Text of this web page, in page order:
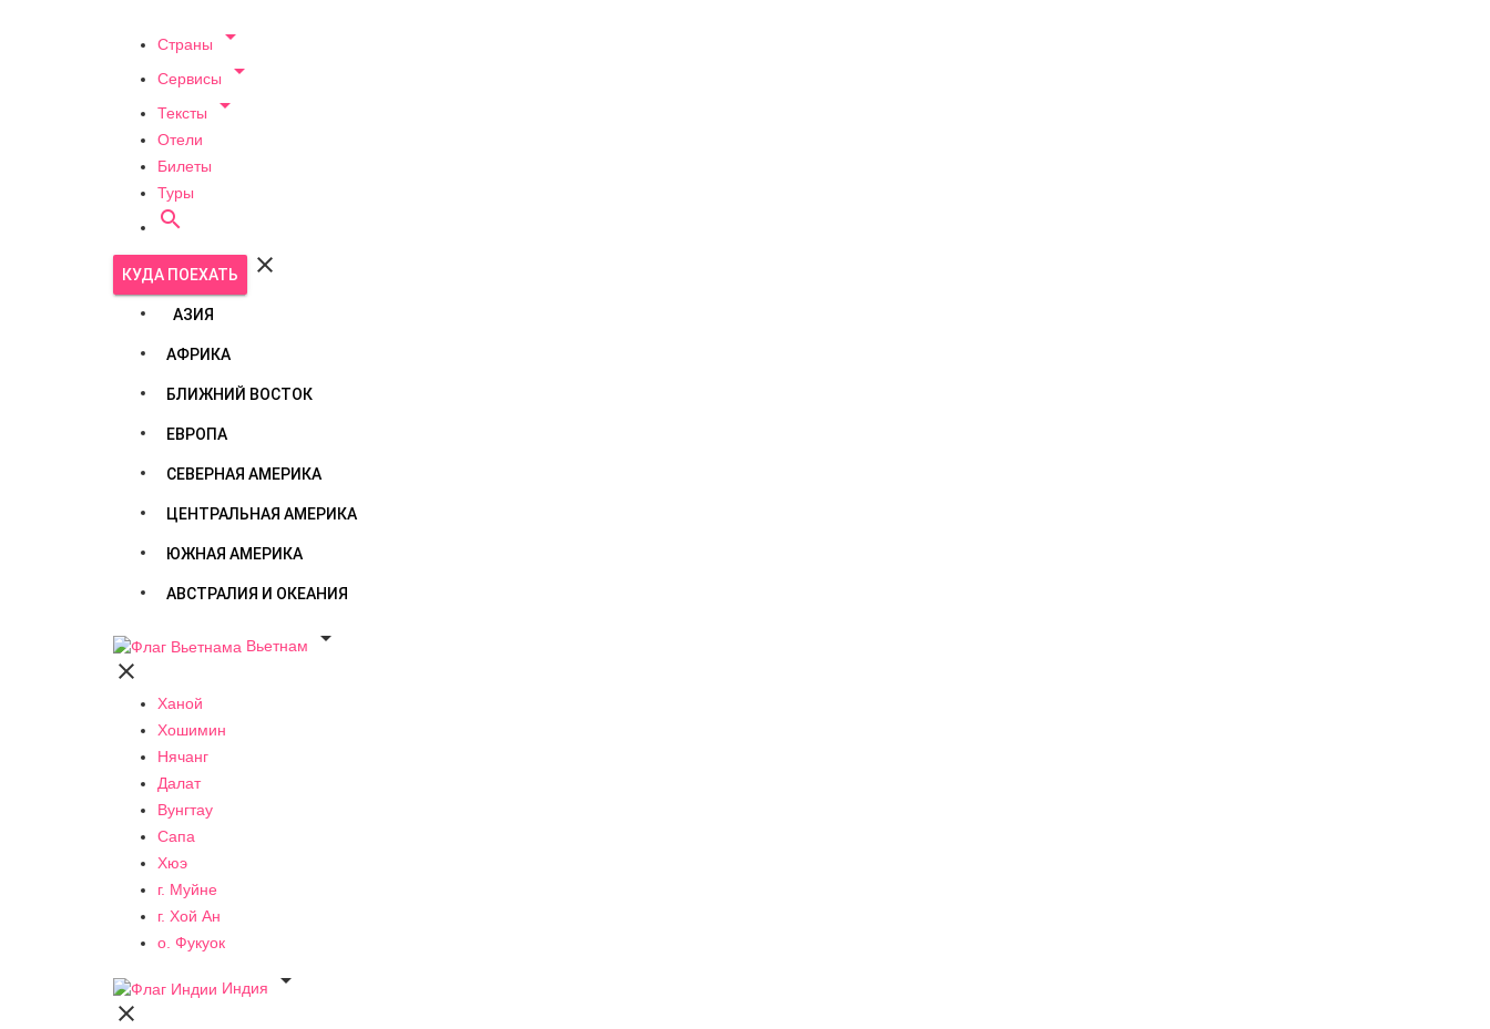
Страны 
Сервисы 
Тексты 
Отели
Билеты
Туры

КУДА ПОЕХАТЬ 
АЗИЯ
АФРИКА
БЛИЖНИЙ ВОСТОК
ЕВРОПА
СЕВЕРНАЯ АМЕРИКА
ЦЕНТРАЛЬНАЯ АМЕРИКА
ЮЖНАЯ АМЕРИКА
АВСТРАЛИЯ И ОКЕАНИЯ
Вьетнам


Ханой
Хошимин
Нячанг
Далат
Вунгтау
Сапа
Хюэ
г. Муйне
г. Хой Ан
о. Фукуок
Индия

